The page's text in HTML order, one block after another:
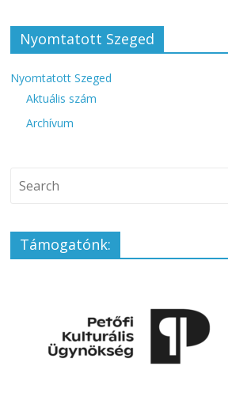
Nyomtatott Szeged
Nyomtatott Szeged
Aktuális szám
Archívum
Támogatónk: